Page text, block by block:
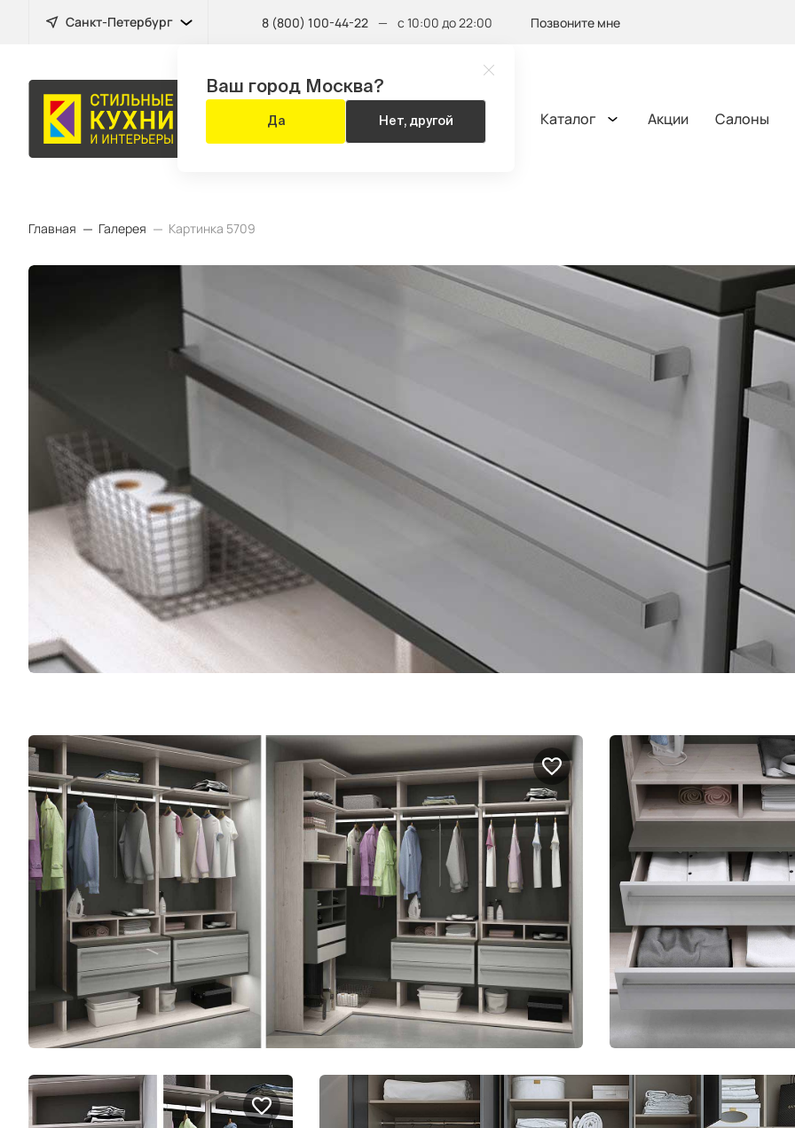
Ваш город Москва?
Да Нет, другой
Санкт-Петербург 8 (800) 100-44-22 — с 10:00 до 22:00 Позвоните мне
КУХНЯ
ЗА 14 ДНЕЙ Каталог Акции Салоны
Главная Галерея Картинка 5709